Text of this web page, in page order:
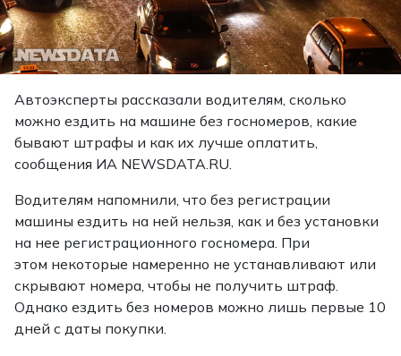
Автоэксперты рассказали водителям, сколько
можно ездить на машине без госномеров, какие
бывают штрафы и как их лучше оплатить,
сообщения ИА NEWSDATA.RU.
Водителям напомнили, что без регистрации
машины ездить на ней нельзя, как и без установки
на нее регистрационного госномера. При
этом некоторые намеренно не устанавливают или
скрывают номера, чтобы не получить штраф.
Однако ездить без номеров можно лишь первые 10
дней с даты покупки.